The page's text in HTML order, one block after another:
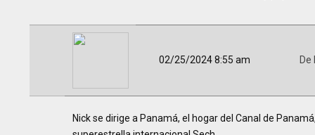
02/25/2024 8:55 am De
Nick se dirige a Panamá, el hogar del Canal de